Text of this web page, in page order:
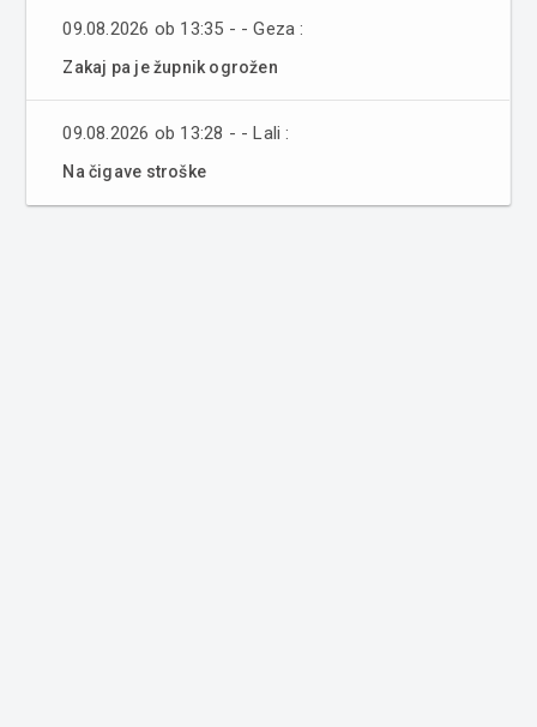
09.08.2026 ob 13:35 - - Geza :
Zakaj pa je župnik ogrožen
09.08.2026 ob 13:28 - - Lali :
Na čigave stroške